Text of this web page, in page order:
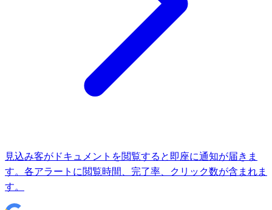
見込み客がドキュメントを閲覧すると即座に通知が届きま
す。各アラートに閲覧時間、完了率、クリック数が含まれま
す。